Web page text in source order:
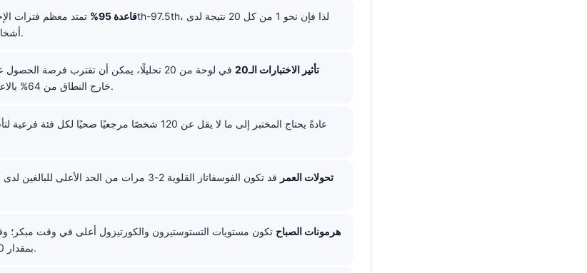
قاعدة 95%
أشخاص أصحاء تقع خارج النطاق.
تأثير الاختبارات الـ20
في لوحة من 20 تحليلًا، يمكن أن تقترب فرصة
خارج النطاق من 64% بالاعتماد على الإحصاءات وحدها.
تحولات العمر
قد تكون الفوسفاتاز القلوية 2-3 مرات من الحد الأعلى
هرمونات الصباح تكون مستويات التستوستيرون والكورتيزول أعلى في وقت مبكر؛
بمقدار 20-30% في الشخص نفسه.